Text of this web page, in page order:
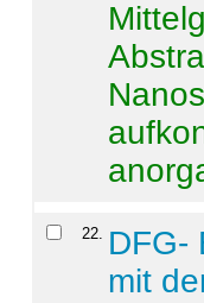
22
DFG-
mit